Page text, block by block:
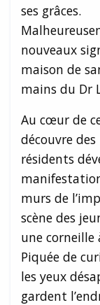
ses grâces.
nouveaux
maison de
mains du Dr
Au cœur de
découvre
résidents
murs de
scène des
une corneille
Piquée de
les yeux
gardent